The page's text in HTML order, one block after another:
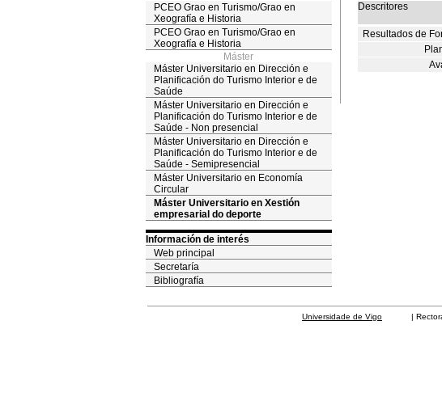
PCEO Grao en Turismo/Grao en
Xeografía e Historia
PCEO Grao en Turismo/Grao en
Xeografía e Historia
Máster
Máster Universitario en Dirección e
Planificación do Turismo Interior e de
Saúde
Máster Universitario en Dirección e
Planificación do Turismo Interior e de
Saúde - Non presencial
Máster Universitario en Dirección e
Planificación do Turismo Interior e de
Saúde - Semipresencial
Máster Universitario en Economía
Circular
Máster Universitario en Xestión
empresarial do deporte
Información de interés
Web principal
Secretaría
Bibliografía
Descritores
Resultados de
Universidade de Vigo | Rectorado |